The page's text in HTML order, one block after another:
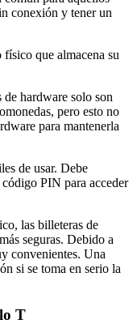
conexión y tener un
que almacena su
de hardware solo son
pero esto no
para mantenerla
de usar. Debe
PIN para acceder
las billeteras de
seguras. Debido a
convenientes. Una
si se toma en serio la
T